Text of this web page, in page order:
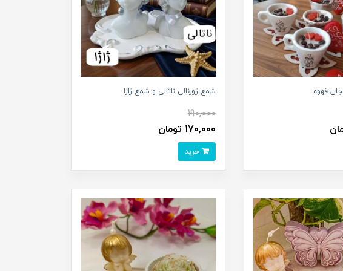
قهوه شمع ژورنالی ناتالی و شمع ژاژا
190,000
170,000 تومان